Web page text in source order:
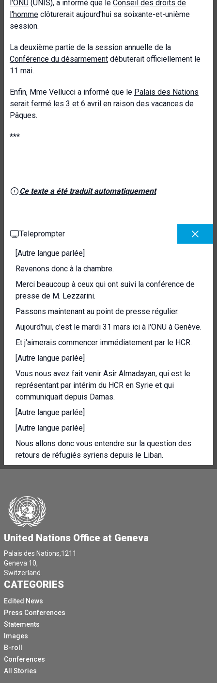
l'ONU (UNIS), a informé que le Conseil des droits de
l'homme clôturerait aujourd'hui sa soixante-et-unième
session.
La deuxième partie de la session annuelle de la
Conférence du désarmement débuterait officiellement le
11 mai.
Enfin, Mme Vellucci a informé que le Palais des Nations
serait fermé les 3 et 6 avril en raison des vacances de
Pâques.
***
Ce texte a été traduit automatiquement
Teleprompter
[Autre langue parlée]
Revenons donc à la chambre.
Merci beaucoup à ceux qui ont suivi la conférence de
presse de M. Lezzarini.
Passons maintenant au point de presse régulier.
Aujourd'hui, c'est le mardi 31 mars ici à l'ONU à Genève.
Et j'aimerais commencer immédiatement par le HCR.
[Autre langue parlée]
Vous nous avez fait venir Asir Almadayan, qui est le
représentant par intérim du HCR en Syrie et qui
communiquait depuis Damas.
[Autre langue parlée]
[Autre langue parlée]
Nous allons donc vous entendre sur la question des
retours de réfugiés syriens depuis le Liban.
Nous allons tout de suite dire oui à Azir.
Vous avez donc la parole, Madame.
Bonjour à tous les habitants de Damas.
[Autre langue parlée]
[Autre langue parlée]
[Autre langue parlée]
[Autre langue parlée]
dans la région et au Liban, la Syrie a connu une forte
augmentation du nombre de personnes traversant la
frontière depuis le Liban.
Entre le 2 et le 27 mars, plus de 200 000 personnes
sont entrées en Syrie, en passant par les trois points
de passage officiels.
United Nations Office at Geneva
Palais des Nations,1211
Geneva 10,
Switzerland.
CATEGORIES
Edited News
Press Conferences
Statements
Images
B-roll
Conferences
All Stories